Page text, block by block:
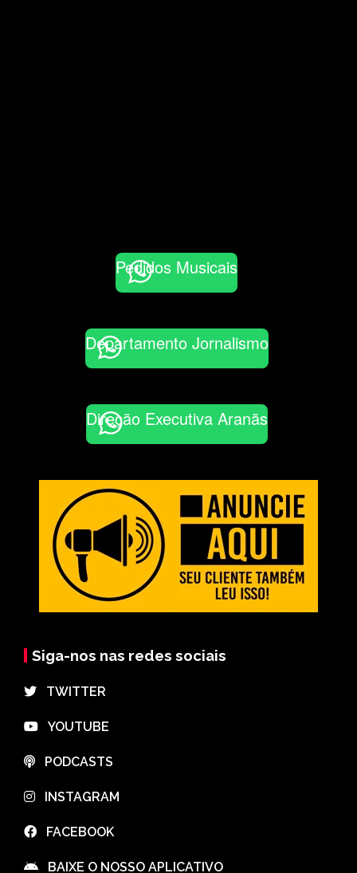
Pedidos Musicais
Departamento Jornalismo
Direção Executiva Aranãs
Siga-nos nas redes sociais
⠀TWITTER
⠀YOUTUBE
⠀PODCASTS
⠀INSTAGRAM
⠀FACEBOOK
⠀BAIXE O NOSSO APLICATIVO